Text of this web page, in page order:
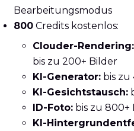
Bearbeitungsmodus
800Credits kostenlos:
Clouder-Rendering:
bis zu 200+ Bilder
KI-Generator:bis zu
KI-Gesichtstausch:
ID-Foto:bis zu 800+
KI-